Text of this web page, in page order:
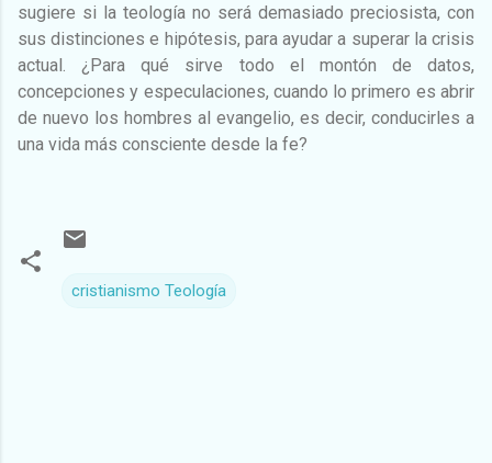
sugiere si la teología no será demasiado preciosista, con
sus distinciones e hipótesis, para ayudar a superar la crisis
actual. ¿Para qué sirve todo el montón de datos,
concepciones y especulaciones, cuando lo primero es abrir
de nuevo los hombres al evangelio, es decir, conducirles a
una vida más consciente desde la fe?
cristianismo Teología